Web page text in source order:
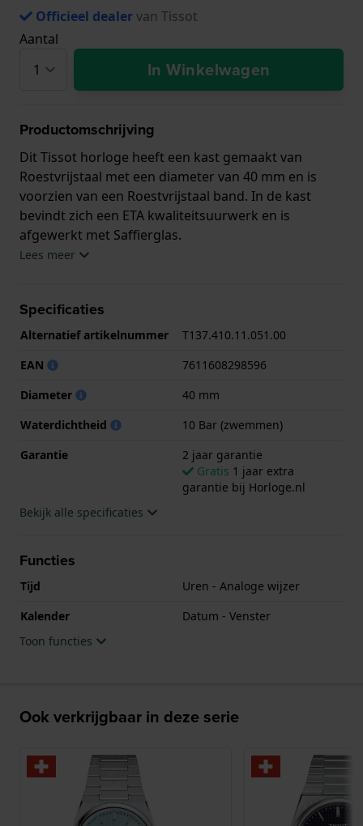
Officieel dealervan Tissot
Aantal
In Winkelwagen
Productomschrijving
Dit Tissot horloge heeft een kast gemaakt van
Roestvrijstaal met een diameter van 40 mm en is
voorzien van een Roestvrijstaal band. In de kast
bevindt zich een ETA kwaliteitsuurwerk en is
afgewerkt met Saffierglas.
horloge geleverd met 2 jaar garantie.
Lees meer
Specificaties
Alternatief artikelnummer
T137.410.11.051.00
EAN
7611608298596
Diameter
40 mm
Waterdichtheid
10 Bar (zwemmen)
Garantie
2 jaar garantie
Gratis 1 jaar extra
garantie bij Horloge.nl
Bekijk alle specificaties
Functies
Tijd
Uren - Analoge wijzer
Kalender
Datum - Venster
Toon functies
Ook verkrijgbaar in deze serie